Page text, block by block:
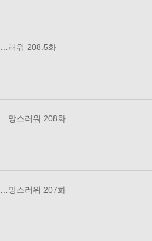
러워 208.5화
망스러워 208화
망스러워 207화